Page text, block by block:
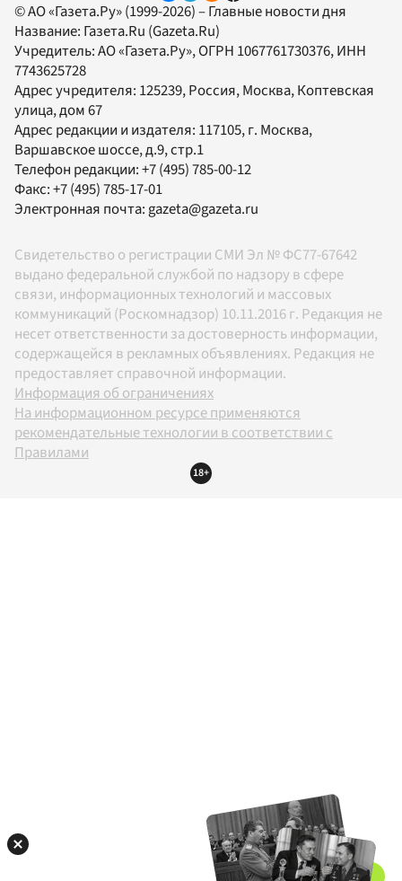
© АО «Газета.Ру» (1999-2026) – Главные новости дня
Название: Газета.Ru (Gazeta.Ru)
Учредитель:АО «Газета.Ру», ОГРН 1067761730376, ИНН
7743625728
Адрес учредителя: 125239, Россия, Москва, Коптевская
улица, дом 67
Адрес редакции и издателя: 117105, г. Москва,
Варшавское шоссе, д.9, стр.1
Телефон редакции:+7 (495) 785-00-12
Факс:+7 (495) 785-17-01
Электронная почта:gazeta@gazeta.ru
Свидетельство о регистрации СМИ Эл № ФС77-67642
выдано федеральной службой по надзору в сфере
связи, информационных технологий и массовых
коммуникаций (Роскомнадзор) 10.11.2016 г. Редакция не
несет ответственности за достоверность информации,
содержащейся в рекламных объявлениях. Редакция не
предоставляет справочной информации.
Информация об ограничениях
На информационном ресурсе применяются
рекомендательные технологии в соответствии с
Правилами
18+